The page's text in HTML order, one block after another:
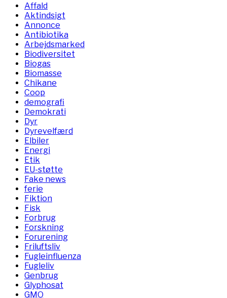
Affald
Aktindsigt
Annonce
Antibiotika
Arbejdsmarked
Biodiversitet
Biogas
Biomasse
Chikane
Coop
demografi
Demokrati
Dyr
Dyrevelfærd
Elbiler
Energi
Etik
EU-støtte
Fake news
ferie
Fiktion
Fisk
Forbrug
Forskning
Forurening
Friluftsliv
Fugleinfluenza
Fugleliv
Genbrug
Glyphosat
GMO